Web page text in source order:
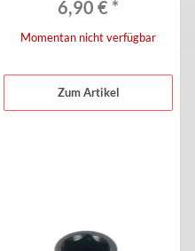
6,90 € *
Momentan nicht verfügbar
Zum Artikel